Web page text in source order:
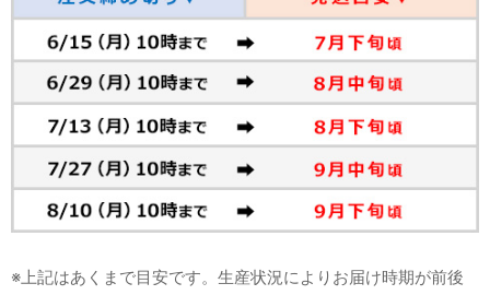
※上記はあくまで目安です。生産状況によりお届け時期が前後